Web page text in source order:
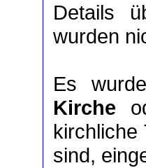
Details
wurden
Es
Kirche
kirchliche
sind,